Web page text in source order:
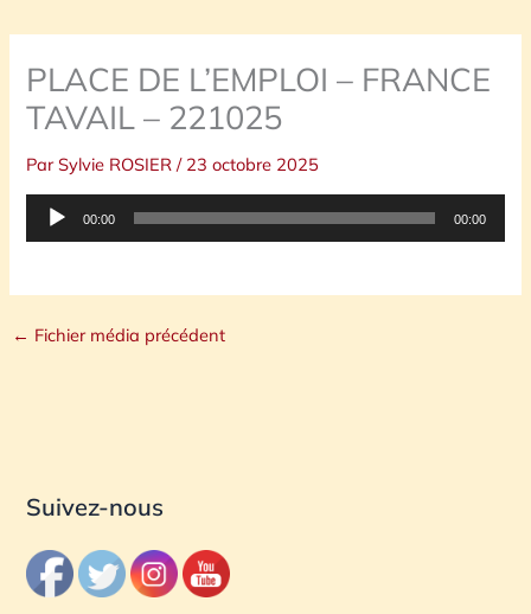
PLACE DE L’EMPLOI – FRANCE
TAVAIL – 221025
ParSylvie ROSIER/ 23 octobre 2025
Lecteur
00:00 00:00
← Fichier média précédent
Suivez-nous